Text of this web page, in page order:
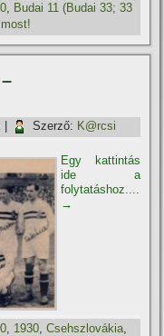
, Budai 11 (Budai 33; 33
Szerző: K@rcsi
Egy kattintás
ide a
folytatáshoz....
→
1930 ,Csehszlovákia